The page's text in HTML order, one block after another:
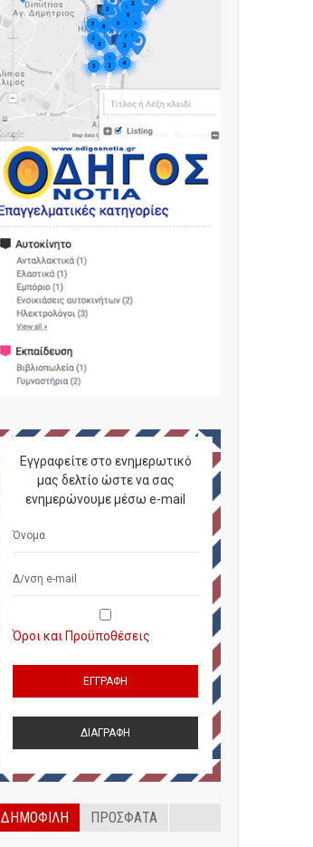
Εγγραφείτε στο ενημερωτικό
μας δελτίο ώστε να σας
ενημερώνουμε μέσω e-mail
Όροι και Προϋποθέσεις
ΔΗΜΟΦΙΛΗ ΠΡΟΣΦΑΤΑ